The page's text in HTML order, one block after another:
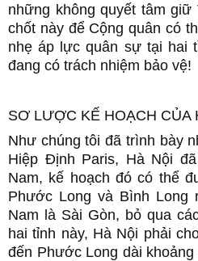
những không quyết tâm
chốt này để Cộng quân có
nhẹ áp lực quân sự tại hai
đang có trách nhiệm bảo vệ!
SƠ LƯỢC KẾ HOẠCH CỦA
Như chúng tôi đã trình bày
Hiệp Định Paris, Hà Nội
Nam, kế hoạch đó có thể
Phước Long và Bình Long
Nam là Sài Gòn, bỏ qua
hai tỉnh này, Hà Nội phải
đến Phước Long dài